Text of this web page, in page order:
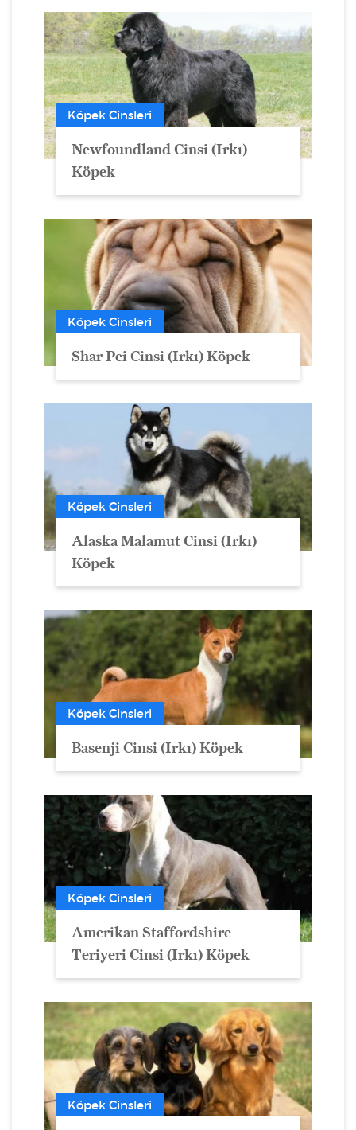
Köpek Cinsleri
Newfoundland Cinsi (Irkı)
Köpek
Köpek Cinsleri
Shar Pei Cinsi (Irkı) Köpek
Köpek Cinsleri
Alaska Malamut Cinsi (Irkı)
Köpek
Köpek Cinsleri
Basenji Cinsi (Irkı) Köpek
Köpek Cinsleri
Amerikan Staffordshire
Teriyeri Cinsi (Irkı) Köpek
Köpek Cinsleri